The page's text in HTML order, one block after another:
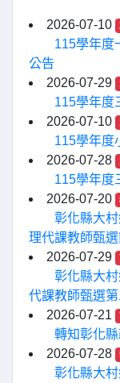
2026-07-10
115學年度
公告
2026-07-29
115學年度
2026-07-10
115學年度
2026-07-28
115學年度
2026-07-20
彰化縣大
理代課教師甄選
2026-07-29
彰化縣大
代課教師甄選第
2026-07-21
轉知彰化
2026-07-28
彰化縣大